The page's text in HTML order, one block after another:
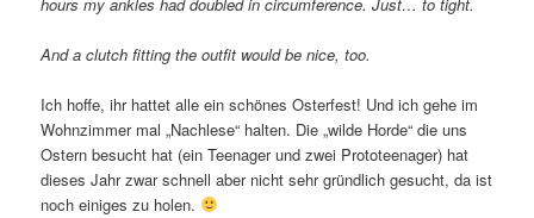
And a clutch fitting the outfit would be nice, too.
Ich hoffe, ihr hattet alle ein schönes Osterfest! Und ich gehe im
Wohnzimmer mal „Nachlese“ halten. Die „wilde Horde“ die uns
Ostern besucht hat (ein Teenager und zwei Prototeenager) hat
dieses Jahr zwar schnell aber nicht sehr gründlich gesucht, da ist
noch einiges zu holen.